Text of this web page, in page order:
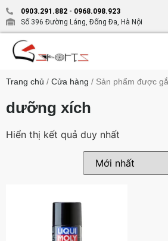
0903.291.882 - 0968.098.923
Số 396 Đường Láng, Đống Đa, Hà Nội
Trang chủ / Cửa hàng / Sản phẩm được
dưỡng xích
Hiển thị kết quả duy nhất